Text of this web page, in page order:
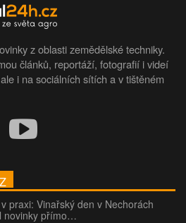
z oblasti zemědělské techniky.
článků, reportáží, fotografií i videí
i na sociálních sítích a v tištěném
praxi: Vinařský den v Nechorách
novinky přímo…